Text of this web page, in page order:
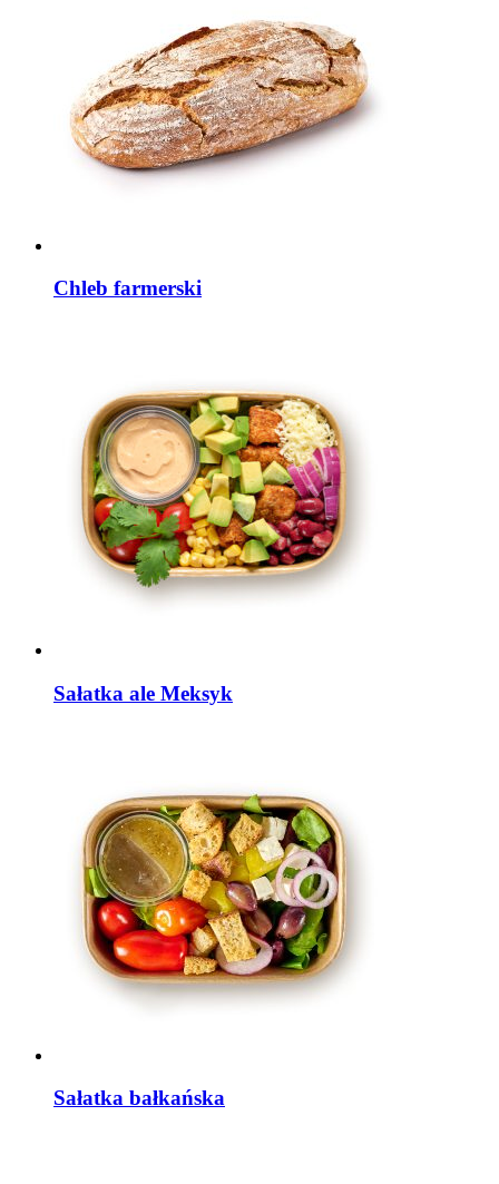
Chleb farmerski
Sałatka ale Meksyk
Sałatka bałkańska